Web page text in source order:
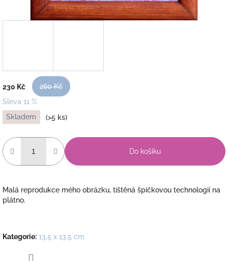
230 Kč
260 Kč
Sleva 11 %
Měrná
cena:
Skladem (>5 ks)
Do košíku
Malá reprodukce mého obrázku, tištěná špičkovou technologií na
plátno.
Kategorie: 13,5 x 13,5 cm